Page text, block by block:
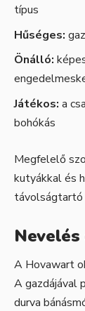
típus
Hűséges:
Önálló:
Játékos: a
bohókás
Megfelelő
kutyákkal és
távolságtartó
A Hovawart
A gazdájával
durva